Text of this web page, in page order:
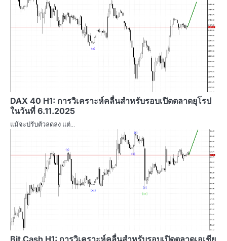
DAX 40 H1: การวิเคราะห์คลื่นสำหรับรอบเปิดตลาดยุโรป
ในวันที่ 6.11.2025
แม้จะปรับตัวลดลง แต่…
Bit.Cash H1: การวิเคราะห์คลื่นสำหรับรอบเปิดตลาดเอเชีย